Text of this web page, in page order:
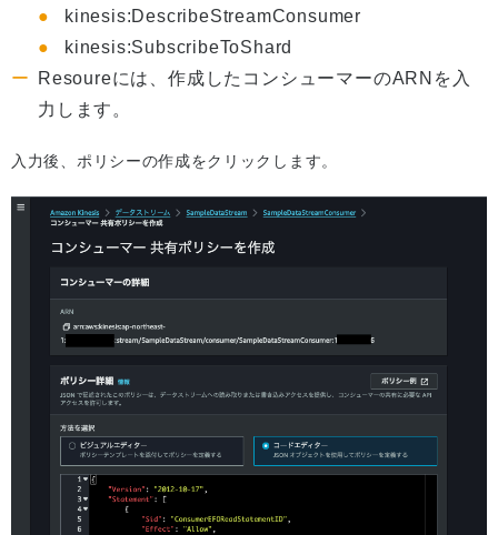
kinesis:DescribeStreamConsumer
kinesis:SubscribeToShard
Resoureには、作成したコンシューマーのARNを入
力します。
入力後、ポリシーの作成をクリックします。